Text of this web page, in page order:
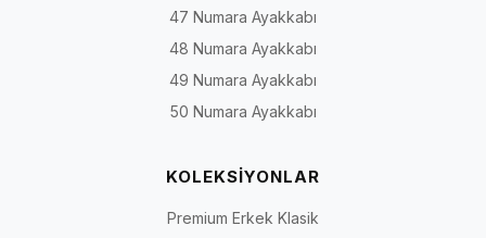
47 Numara Ayakkabı
48 Numara Ayakkabı
49 Numara Ayakkabı
50 Numara Ayakkabı
KOLEKSİYONLAR
Premium Erkek Klasik